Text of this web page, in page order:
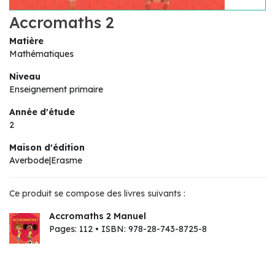
Accromaths 2
Matière
Mathématiques
Niveau
Enseignement primaire
Année d'étude
2
Maison d'édition
Averbode|Erasme
Ce produit se compose des livres suivants :
Accromaths 2 Manuel
Pages: 112 • ISBN: 978-28-743-8725-8